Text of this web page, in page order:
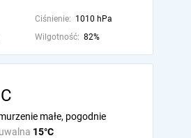
Ciśnienie: 1010 hPa
Wilgotność: 82%
15°C
małe, pogodnie